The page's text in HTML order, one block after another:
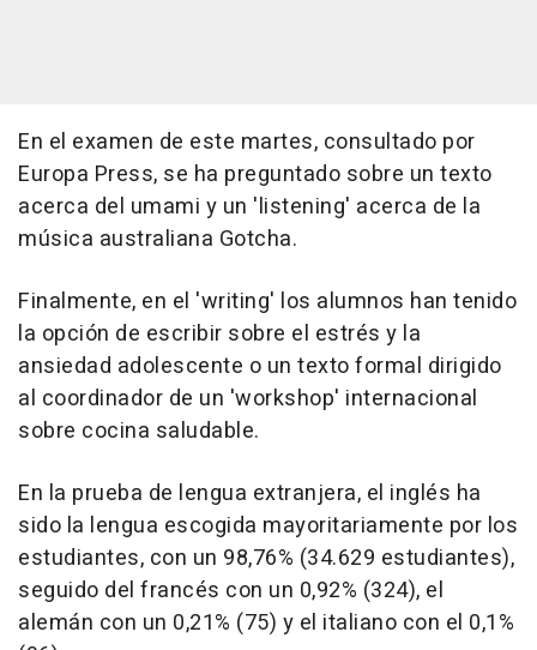
En el examen de este martes, consultado por
Europa Press, se ha preguntado sobre un texto
acerca del umami y un 'listening' acerca de la
música australiana Gotcha.
Finalmente, en el 'writing' los alumnos han tenido
la opción de escribir sobre el estrés y la
ansiedad adolescente o un texto formal dirigido
al coordinador de un 'workshop' internacional
sobre cocina saludable.
En la prueba de lengua extranjera, el inglés ha
sido la lengua escogida mayoritariamente por los
estudiantes, con un 98,76% (34.629 estudiantes),
seguido del francés con un 0,92% (324), el
alemán con un 0,21% (75) y el italiano con el 0,1%